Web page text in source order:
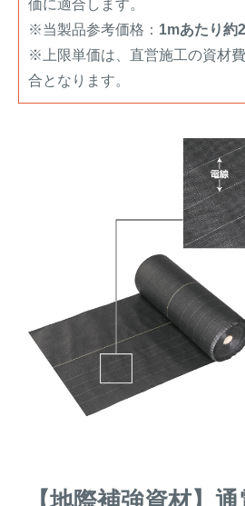
価に適合します。
※当製品参考価格： 1mあたり約
※上限単価は、直営施工の資材
合となります。